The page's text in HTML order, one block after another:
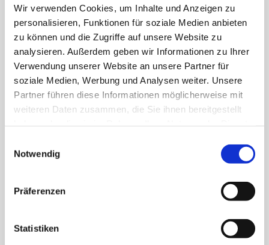
Wir verwenden Cookies, um Inhalte und Anzeigen zu
personalisieren, Funktionen für soziale Medien anbieten
zu können und die Zugriffe auf unsere Website zu
analysieren. Außerdem geben wir Informationen zu Ihrer
Verwendung unserer Website an unsere Partner für
soziale Medien, Werbung und Analysen weiter. Unsere
Partner führen diese Informationen möglicherweise mit
weiteren Daten zusammen, die Sie ihnen bereitgestellt
Notwendig
Präferenzen
Statistiken